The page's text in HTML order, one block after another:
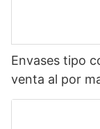
Envases tipo
venta al por